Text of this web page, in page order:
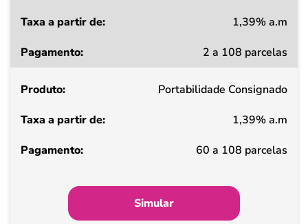
a
de
Pagamento
1,39% a.m
2 a 108 parcelas
Portabilidade Consignado
1,39% a.m
60 a 108 parcelas
Simular